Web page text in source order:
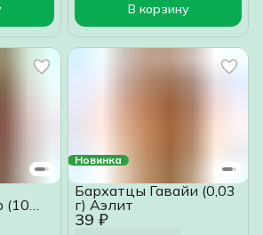
В корзину
(10
Новинка
39 ₽
Бархатцы Гавайи (0,03
г) Аэлит